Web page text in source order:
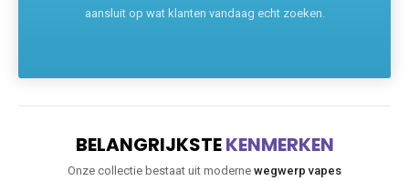
aansluit op wat klanten vandaag echt zoeken.
BELANGRIJKSTEKENMERKEN
Onze collectie bestaat uit moderne wegwerp vapes